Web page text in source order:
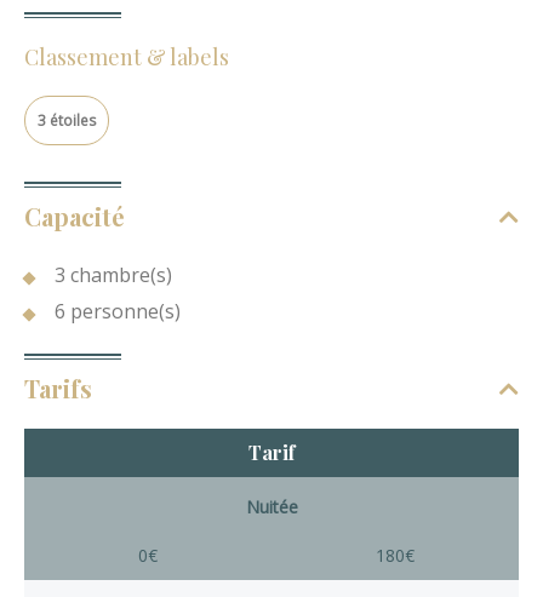
Classement & labels
3 étoiles
Capacité
3 chambre(s)
6 personne(s)
Tarifs
Tarif
Nuitée
0€ 180€